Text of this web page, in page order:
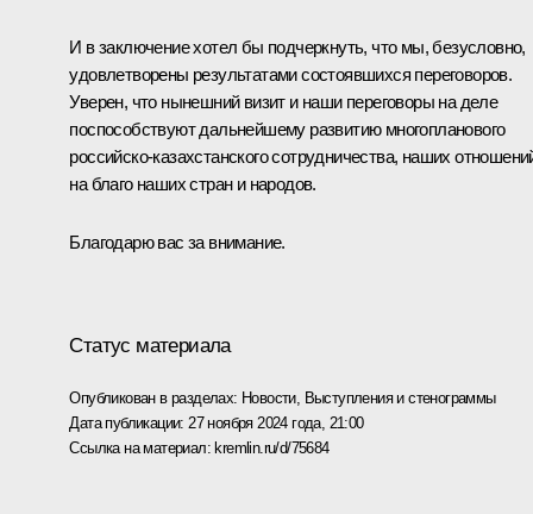
И в заключение хотел бы подчеркнуть, что мы, безусловно,
удовлетворены результатами состоявшихся переговоров.
Уверен, что нынешний визит и наши переговоры на деле
поспособствуют дальнейшему развитию многопланового
российско-казахстанского сотрудничества, наших
на благо наших стран и народов.
Благодарю вас за внимание.
Статус материала
Опубликован в разделах: Новости, Выступления и стенограммы
Дата публикации: 27 ноября 2024 года, 21:00
Ссылка на материал: kremlin.ru/d/75684